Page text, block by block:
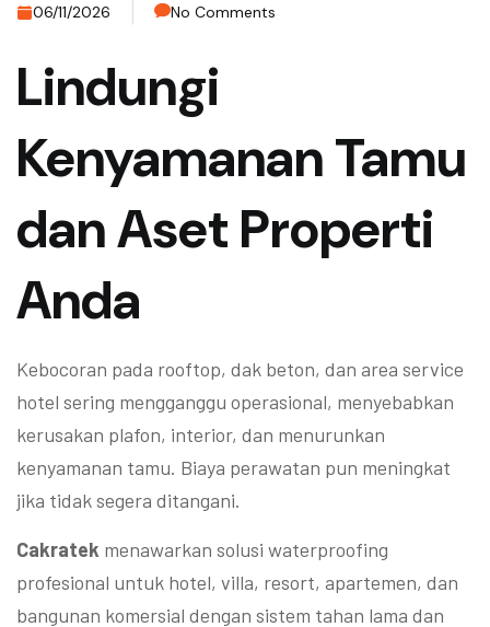
06/11/2026 No Comments
Lindungi
Kenyamanan Tamu
dan Aset Properti
Anda
Kebocoran pada rooftop, dak beton, dan area service
hotel sering mengganggu operasional, menyebabkan
kerusakan plafon, interior, dan menurunkan
kenyamanan tamu. Biaya perawatan pun meningkat
jika tidak segera ditangani.
Cakratek menawarkan solusi waterproofing
profesional untuk hotel, villa, resort, apartemen, dan
bangunan komersial dengan sistem tahan lama dan